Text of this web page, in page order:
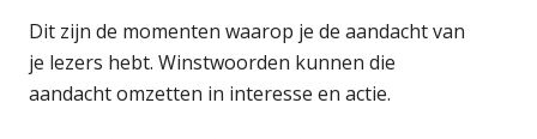
Dit zijn de momenten waarop je de aandacht van
je lezers hebt. Winstwoorden kunnen die
aandacht omzetten in interesse en actie.